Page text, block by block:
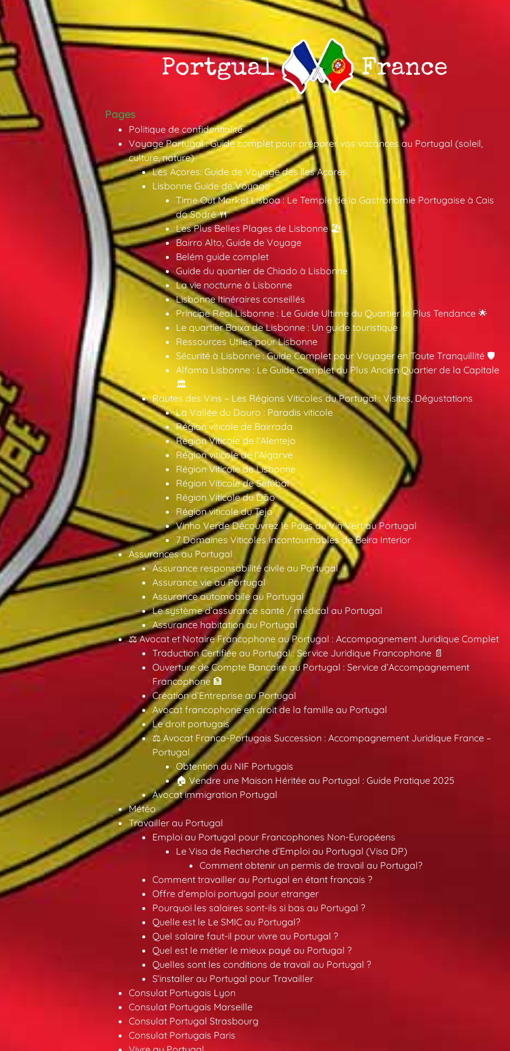
Pages
Politique de confidentialité
Voyage Portugal : Guide complet pour préparer vos vacances au Portugal (soleil,
culture, nature)
Les Açores: Guide de Voyage des îles Açores
Lisbonne Guide de Voyage
Time Out Market Lisboa : Le Temple de la Gastronomie Portugaise à Cais
do Sodré 🍴
Les Plus Belles Plages de Lisbonne 🏖️
Bairro Alto, Guide de Voyage
Belém guide complet
Guide du quartier de Chiado à Lisbonne
La vie nocturne à Lisbonne
Lisbonne Itinéraires conseillés
Príncipe Real Lisbonne : Le Guide Ultime du Quartier le Plus Tendance 🌟
Le quartier Baixa de Lisbonne : Un guide touristique
Ressources Utiles pour Lisbonne
Sécurité à Lisbonne : Guide Complet pour Voyager en Toute Tranquillité 🛡️
Alfama Lisbonne : Le Guide Complet du Plus Ancien Quartier de la Capitale
🏛️
Routes des Vins – Les Régions Viticoles du Portugal : Visites, Dégustations
La Vallée du Douro : Paradis viticole
Région viticole de Bairrada
Région Viticole de l’Alentejo
Région viticole de l’Algarve
Région Viticole de Lisbonne
Région Viticole de Setúbal
Région Viticole du Dão
Région viticole du Tejo
Vinho Verde Découvrez le Pays du Vin Vert au Portugal
7 Domaines Viticoles Incontournables de Beira Interior
Assurances au Portugal
Assurance responsabilité civile au Portugal
Assurance vie au Portugal
Assurance automobile au Portugal
Le système d’assurance santé / médical au Portugal
Assurance habitation au Portugal
⚖️ Avocat et Notaire Francophone au Portugal : Accompagnement Juridique Complet
Traduction Certifiée au Portugal : Service Juridique Francophone 📄
Ouverture de Compte Bancaire au Portugal : Service d’Accompagnement
Francophone 🏦
Création d’Entreprise au Portugal
Avocat francophone en droit de la famille au Portugal
Le droit portugais
⚖️ Avocat Franco-Portugais Succession : Accompagnement Juridique France –
Portugal
Obtention du NIF Portugais
🏠 Vendre une Maison Héritée au Portugal : Guide Pratique 2025
Avocat immigration Portugal
Météo
Travailler au Portugal
Emploi au Portugal pour Francophones Non-Européens
Le Visa de Recherche d’Emploi au Portugal (Visa DP)
Comment obtenir un permis de travail au Portugal?
Comment travailler au Portugal en étant français ?
Offre d’emploi portugal pour etranger
Pourquoi les salaires sont-ils si bas au Portugal ?
Quelle est le Le SMIC au Portugal?
Quel salaire faut-il pour vivre au Portugal ?
Quel est le métier le mieux payé au Portugal ?
Quelles sont les conditions de travail au Portugal ?
S’installer au Portugal pour Travailler
Consulat Portugais Lyon
Consulat Portugais Marseille
Consulat Portugal Strasbourg
Consulat Portugais Paris